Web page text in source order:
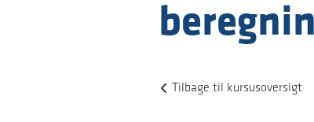
Tilbage til kursusoversigt